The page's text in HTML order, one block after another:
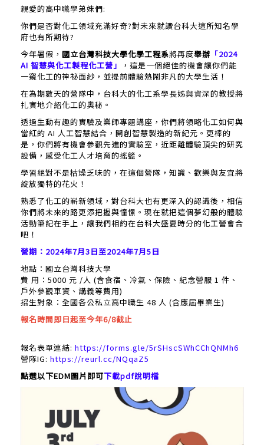
親愛的高中職學弟妹們:
你們是否對化工領域充滿好奇?對未來就讀台科大這所知名學
府也有所期待?
今年暑假， 國立台灣科技大學化學工程系將再度舉辦 「2024
AI 智慧與化工製程化工營」
，這是一個絕佳的機會讓你們能
一窺化工的神祕面紗，並提前體驗熱鬧非凡的大學生活！
在為期數天的營隊中，台科大的化工系學長姊與資深的教授將
扎實地介紹化工的奧秘。
透過生動有趣的實驗及業師專題講座，你們將領略化工如何與
當紅的 AI 人工智慧結合，開創智慧製造的新紀元。更棒的
是，你們將有機會參觀先進的實驗室，近距離體驗頂尖的研究
設備，感受化工人才培育的搖籃。
學習絕對不是枯燥乏味的，在這個營隊，知識、歡樂與友宜將
綻放獨特的花火！
熟悉了化工的嶄新領域，對台科大也有更深入的認識後，相信
你們將未來的路更添把握與憧憬。現在就把這個夢幻般的體驗
活動筆記在手上，讓我們相約在台科大盛夏時分的化工營會合
吧！
營期：2024年7月3日至2024年7月5日
地點：國立台灣科技大學
費 用：5000 元 /人 (含食宿、冷氣、保險、紀念營服 1 件、
戶外參觀車資、講義等費用)
招生對象：全國各公私立高中職生 48 人 (含應屆畢業生)
報名時間即日起至今年6/8截止
報名表單連結: https://forms.gle/5rSHscSWhCChQNMh6
營隊IG: https://reurl.cc/NQqaZ5
點選以下EDM圖片即可下載pdf說明檔